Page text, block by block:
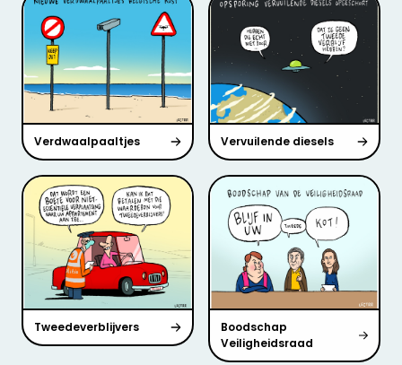
Verdwaalpaaltjes Vervuilende diesels
Tweedeverblijvers
Boodschap
Veiligheidsraad